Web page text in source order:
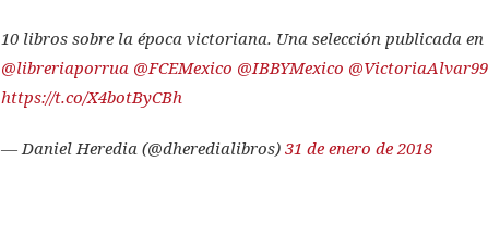
10 libros sobre la época victoriana. Una selección publicada en
@libreriaporrua @FCEMexico @IBBYMexico @VictoriaAlvar99
https://t.co/X4botByCBh
— Daniel Heredia (@dheredialibros) 31 de enero de 2018